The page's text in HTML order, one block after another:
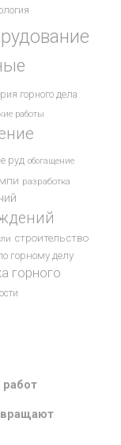
горного дела
работы
руд обогащение
разработка
строительство
горному делу
горного
работ